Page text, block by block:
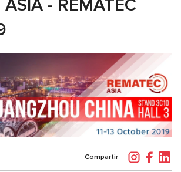
ASIA - REMATEC
Compartir